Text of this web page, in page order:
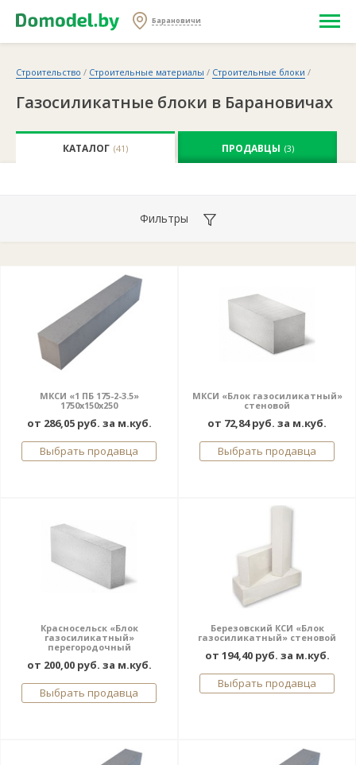
Барановичи
Строительство / Строительные материалы / Строительные блоки /
Газосиликатные блоки в Барановичах
КАТАЛОГ (41) ПРОДАВЦЫ (3)
Фильтры
МКСИ «1 ПБ 175-2-3.5»
1750х150х250
от 286,05 руб. за м.куб.
Выбрать продавца
МКСИ «Блок газосиликатный»
стеновой
от 72,84 руб. за м.куб.
Выбрать продавца
Красносельск «Блок
газосиликатный»
перегородочный
от 200,00 руб. за м.куб.
Выбрать продавца
Березовский КСИ «Блок
газосиликатный» стеновой
от 194,40 руб. за м.куб.
Выбрать продавца